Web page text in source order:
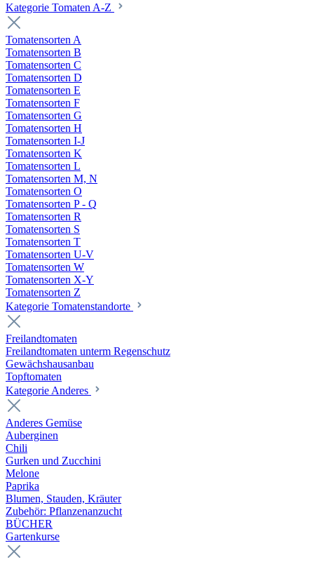
Kategorie Tomaten A-Z
Tomatensorten A
Tomatensorten B
Tomatensorten C
Tomatensorten D
Tomatensorten E
Tomatensorten F
Tomatensorten G
Tomatensorten H
Tomatensorten I-J
Tomatensorten K
Tomatensorten L
Tomatensorten M, N
Tomatensorten O
Tomatensorten P - Q
Tomatensorten R
Tomatensorten S
Tomatensorten T
Tomatensorten U-V
Tomatensorten W
Tomatensorten X-Y
Tomatensorten Z
Kategorie Tomatenstandorte
Freilandtomaten
Freilandtomaten unterm Regenschutz
Gewächshausanbau
Topftomaten
Kategorie Anderes
Anderes Gemüse
Auberginen
Chili
Gurken und Zucchini
Melone
Paprika
Blumen, Stauden, Kräuter
Zubehör: Pflanzenanzucht
BÜCHER
Gartenkurse